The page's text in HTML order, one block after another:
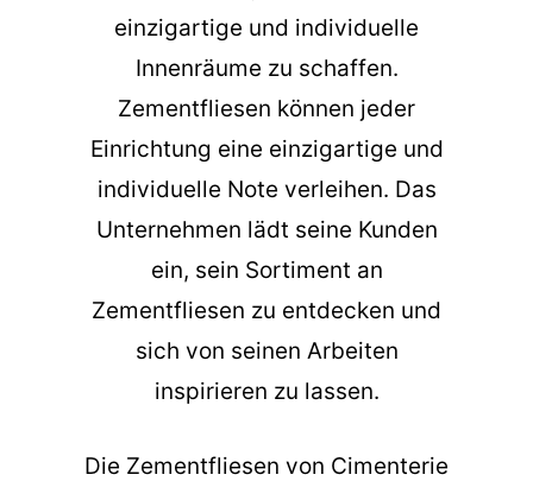
einzigartige und individuelle
Innenräume zu schaffen.
Zementfliesen können jeder
Einrichtung eine einzigartige und
individuelle Note verleihen. Das
Unternehmen lädt seine Kunden
ein, sein Sortiment an
Zementfliesen zu entdecken und
sich von seinen Arbeiten
inspirieren zu lassen.
Die Zementfliesen von Cimenterie